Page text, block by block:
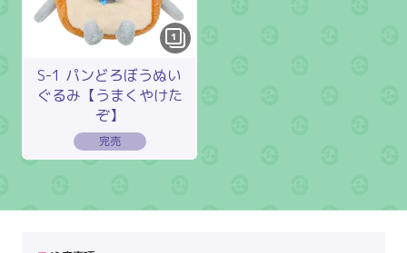
1
S-1 パンどろぼうぬい
ぐるみ【うまくやけた
ぞ】